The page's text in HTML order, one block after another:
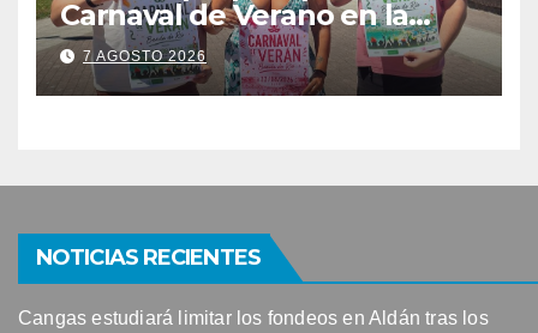
Carnaval de Verano en la
Banda do Río
7 AGOSTO 2026
NOTICIAS RECIENTES
Cangas estudiará limitar los fondeos en Aldán tras los